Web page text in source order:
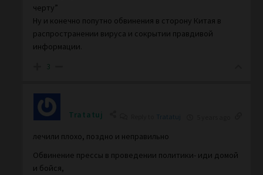
черту”
Ну и конечно попутно обвинения в сторону Китая в
распространении вируса и сокрытии правдивой
информации.
3
Tratatuj Tratatuj
лечили плохо, поздно и неправильно
Обвинение прессы в проведении политики- иди домой
и бойся,